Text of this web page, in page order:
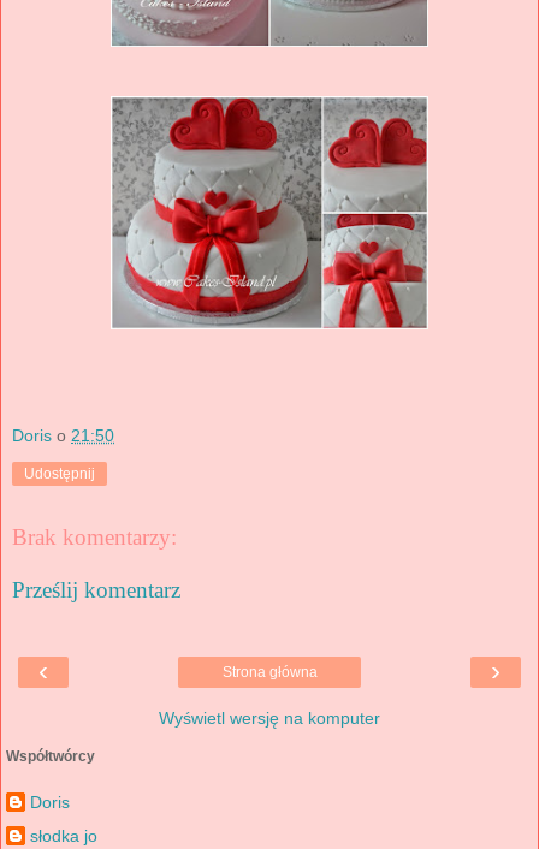
Doris o 21:50
Udostępnij
Brak komentarzy:
Prześlij komentarz
‹ ›
Strona główna
Wyświetl wersję na komputer
Współtwórcy
Doris
słodka jo